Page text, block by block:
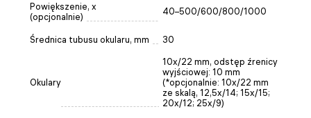
Powiększenie, x
(opcjonalnie)
40–500/600/800/1000
Średnica tubusu okularu, mm 30
Okulary
10x/22 mm, odstęp źrenicy
wyjściowej: 10 mm
(*opcjonalnie: 10x/22 mm
ze skalą, 12,5x/14; 15x/15;
20x/12; 25x/9)